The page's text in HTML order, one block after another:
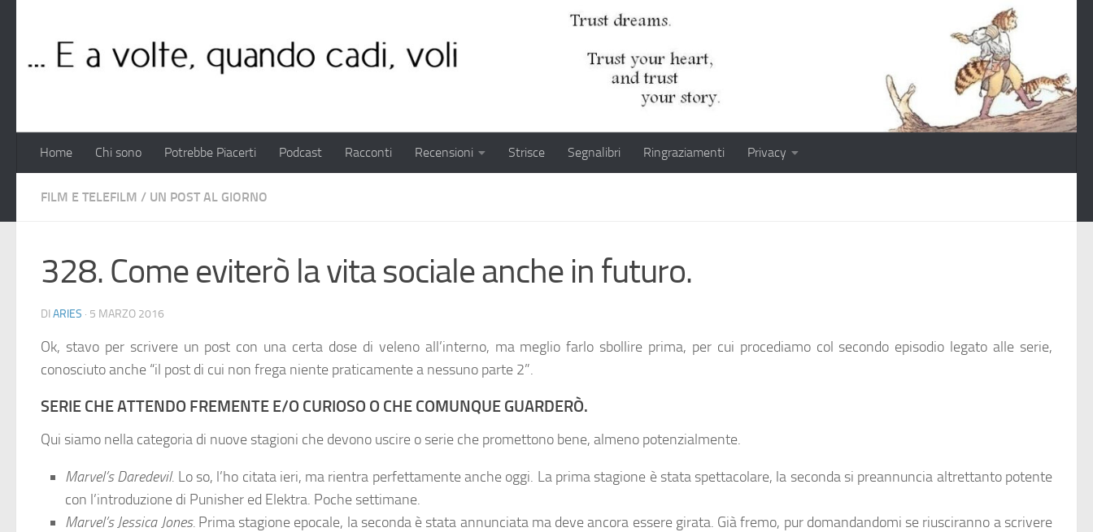
Home Chi sono Potrebbe Piacerti Podcast Racconti Recensioni Strisce Segnalibri Ringraziamenti Privacy
FILM E TELEFILM / UN POST AL GIORNO
328. Come eviterò la vita sociale anche in futuro.
DI ARIES · 5 MARZO 2016
Ok, stavo per scrivere un post con una certa dose di veleno all’interno, ma meglio farlo sbollire prima, per cui procediamo col secondo episodio legato alle serie,
conosciuto anche “il post di cui non frega niente praticamente a nessuno parte 2”.
SERIE CHE ATTENDO FREMENTE E/O CURIOSO O CHE COMUNQUE GUARDERÒ.
Qui siamo nella categoria di nuove stagioni che devono uscire o serie che promettono bene, almeno potenzialmente.
Marvel’s Daredevil. Lo so, l’ho citata ieri, ma rientra perfettamente anche oggi. La prima stagione è stata spettacolare, la seconda si preannuncia altrettanto potente
con l’introduzione di Punisher ed Elektra. Poche settimane.
Marvel’s Jessica Jones.Prima stagione epocale, la seconda è stata annunciata ma deve ancora essere girata. Già fremo, pur domandandomi se riusciranno a scrivere